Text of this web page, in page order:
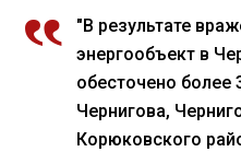
"В результате
энергообъект в
обесточено более
Чернигова,
Корюковского